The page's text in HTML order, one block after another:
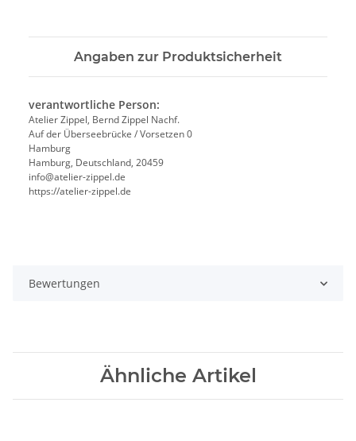
Angaben zur Produktsicherheit
verantwortliche Person:
Atelier Zippel, Bernd Zippel Nachf.
Auf der Überseebrücke / Vorsetzen 0
Hamburg
Hamburg, Deutschland, 20459
info@atelier-zippel.de
https://atelier-zippel.de
Bewertungen
Ähnliche Artikel